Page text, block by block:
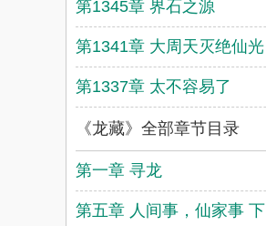
第1345章 界石之源
第1341章 大周天灭绝仙光
第1337章 太不容易了
《龙藏》全部章节目录
第一章 寻龙
第五章 人间事，仙家事 下